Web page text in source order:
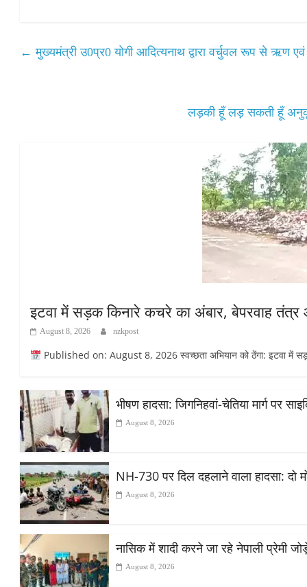
A ok r
← मुख्यमंत्री उ0प्र0 योगी आदित्यनाथ द्वारा वर्चुवल रूप से ऋण
लड़की हूँ लड़ सकती हूँ
इटवा में सड़क किनारे कचरे का अंबार, बेपरवाह
August 8, 2026 nzkpost
Published on: August 8, 2026 स्वच्छता अभियान को ठेंगा: इटवा में
भीषण हादसा: जिगनिहवां-चेतिया मार्ग
August 8, 2026
NH-730 पर दिल दहलाने वाला हादसा: दो
August 8, 2026
नासिक में शादी करने जा रहे नेपाली प्रेमी
August 8, 2026